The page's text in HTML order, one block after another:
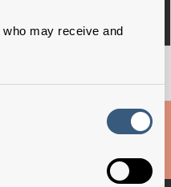
who may receive and
Danske Skoleelever